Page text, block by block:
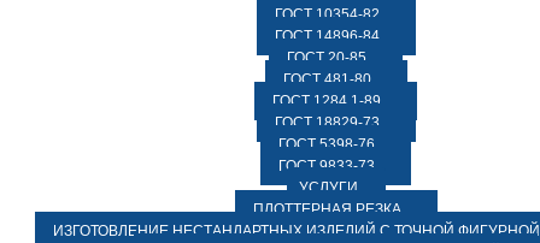
ГОСТ 10354-82
ГОСТ 14896-84
ГОСТ 20-85
ГОСТ 481-80
ГОСТ 1284.1-89
ГОСТ 18829-73
ГОСТ 5398-76
ГОСТ 9833-73
УСЛУГИ
ПЛОТТЕРНАЯ РЕЗКА
ИЗГОТОВЛЕНИЕ НЕСТАНДАРТНЫХ ИЗДЕЛИЙ С ТОЧНОЙ ФИГУРНОЙ